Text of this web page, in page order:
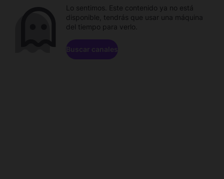
Lo sentimos. Este contenido ya no está
disponible, tendrás que usar una máquina
del tiempo para verlo.
Buscar canales